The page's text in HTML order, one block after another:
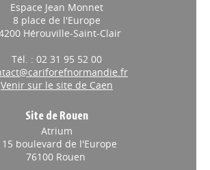
Espace Jean Monnet
8 place de l'Europe
Hérouville-Saint-Clair
Tél. : 02 31 95 52 00
Venir sur le site de Caen
Site de Rouen
Atrium
boulevard de l'Europe
76100 Rouen